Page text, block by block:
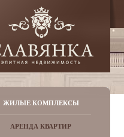
ЖИЛЫЕ КОМПЛЕКСЫ
АРЕНДА КВАРТИР